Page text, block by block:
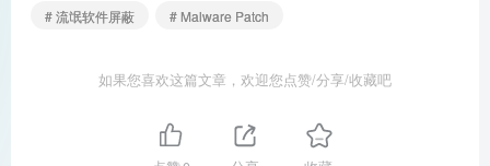
# 流氓软件屏蔽
# Malware Patch
如果您喜欢这篇文章，欢迎您点赞/分享/收藏吧